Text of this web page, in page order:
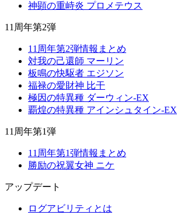
神顕の重峙炎 プロメテウス
11周年第2弾
11周年第2弾情報まとめ
対我の己還師 マーリン
板鳴の快駆者 エジソン
福禄の愛財神 比干
極因の特異種 ダーウィン-EX
覇煌の特異種 アインシュタイン-EX
11周年第1弾
11周年第1弾情報まとめ
勝励の祝翼女神 ニケ
アップデート
ログアビリティとは